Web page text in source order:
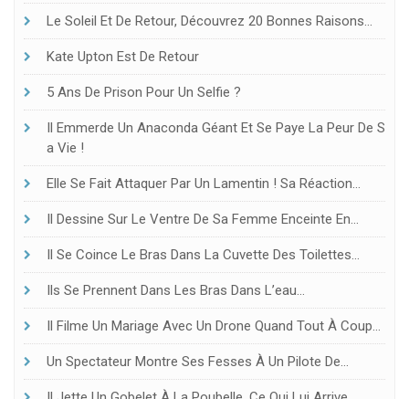
Le Soleil Et De Retour, Découvrez 20 Bonnes Raisons…
Kate Upton Est De Retour
5 Ans De Prison Pour Un Selfie ?
Il Emmerde Un Anaconda Géant Et Se Paye La Peur De S
A Vie !
Elle Se Fait Attaquer Par Un Lamentin ! Sa Réaction…
Il Dessine Sur Le Ventre De Sa Femme Enceinte En…
Il Se Coince Le Bras Dans La Cuvette Des Toilettes…
Ils Se Prennent Dans Les Bras Dans L’eau…
Il Filme Un Mariage Avec Un Drone Quand Tout À Coup…
Un Spectateur Montre Ses Fesses À Un Pilote De…